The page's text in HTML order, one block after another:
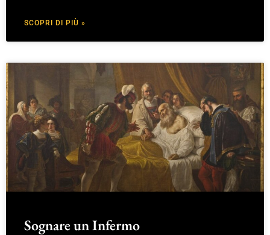
SCOPRI DI PIÙ »
Sognare un Infermo